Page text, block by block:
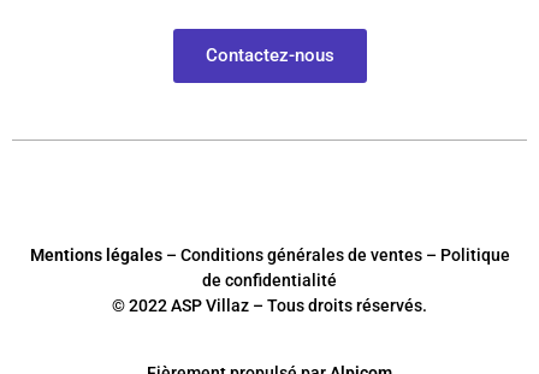
Contactez-nous
Mentions légales– Conditions générales de ventes – Politique
de confidentialité
© 2022 ASP Villaz – Tous droits réservés.